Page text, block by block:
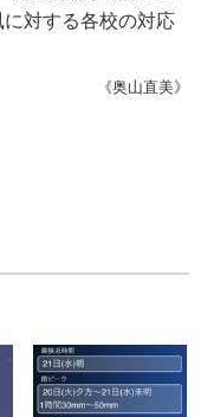
対する各校の対応
《奥山直美》